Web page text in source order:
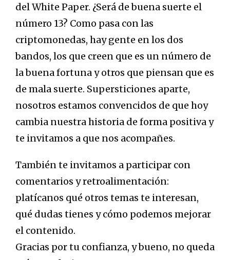
del White Paper. ¿Será de buena suerte el
número 13? Como pasa con las
criptomonedas, hay gente en los dos
bandos, los que creen que es un número de
la buena fortuna y otros que piensan que es
de mala suerte. Supersticiones aparte,
nosotros estamos convencidos de que hoy
cambia nuestra historia de forma positiva y
te invitamos a que nos acompañes.
También te invitamos a participar con
comentarios y retroalimentación:
platícanos qué otros temas te interesan,
qué dudas tienes y cómo podemos mejorar
el contenido.
Gracias por tu confianza, y bueno, no queda